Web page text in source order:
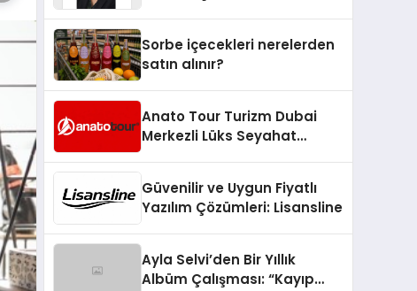
Sorbe içecekleri nerelerden
satın alınır?
Anato Tour Turizm Dubai
Merkezli Lüks Seyahat
Güvenilir ve Uygun Fiyatlı
Yazılım Çözümleri: Lisansline
Ayla Selvi’den Bir Yıllık
Albüm Çalışması: “Kayıp